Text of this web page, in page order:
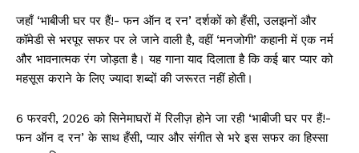
जहाँ ‘भाबीजी घर पर हैं!- फन ऑन द रन’ दर्शकों को हँसी, उलझनों और
कॉमेडी से भरपूर सफर पर ले जाने वाली है, वहीं ‘मनजोगी’ कहानी में एक नर्म
और भावनात्मक रंग जोड़ता है। यह गाना याद दिलाता है कि कई बार प्यार को
महसूस कराने के लिए ज्यादा शब्दों की जरूरत नहीं होती।
6 फरवरी, 2026 को सिनेमाघरों में रिलीज़ होने जा रही ‘भाबीजी घर पर हैं!-
फन ऑन द रन’ के साथ हँसी, प्यार और संगीत से भरे इस सफर का हिस्सा